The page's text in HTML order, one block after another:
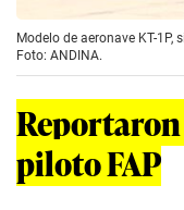
Modelo de aeronave KT-
Foto: ANDINA.
piloto FAP